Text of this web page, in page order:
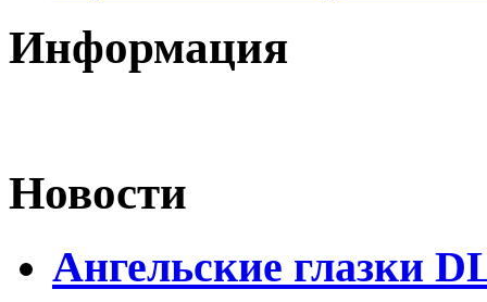
Информация
Новости
Ангельские глазки